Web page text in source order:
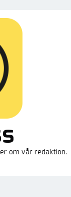
om vår redaktion.